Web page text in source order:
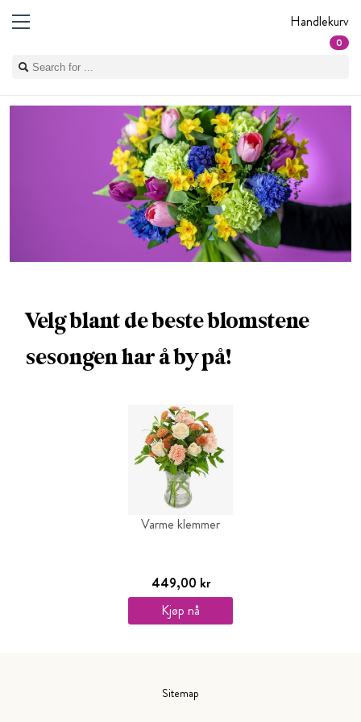
Handlekurv
0
Velg blant de beste blomstene
sesongen har å by på!
Varme klemmer
449,00 kr
Kjøp nå
Sitemap